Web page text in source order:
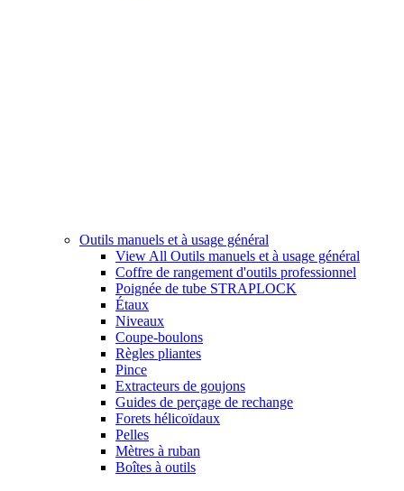
Outils manuels et à usage général
View All Outils manuels et à usage général
Coffre de rangement d'outils professionnel
Poignée de tube STRAPLOCK
Étaux
Niveaux
Coupe-boulons
Règles pliantes
Pince
Extracteurs de goujons
Guides de perçage de rechange
Forets hélicoïdaux
Pelles
Mètres à ruban
Boîtes à outils